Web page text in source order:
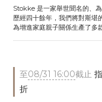
Stokke 是一家舉世聞名的、
歷經四十餘年，我們將對斯堪
為增進家庭親子關係生產了多
至08/31 16:00截止
折